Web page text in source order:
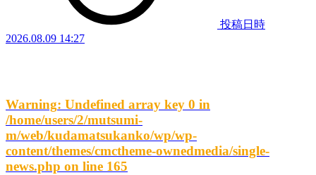
投稿日時
2026.08.09 14:27
Warning: Undefined array key 0 in
/home/users/2/mutsumi-
m/web/kudamatsukanko/wp/wp-
content/themes/cmctheme-ownedmedia/single-
news.php on line 165